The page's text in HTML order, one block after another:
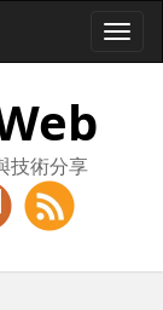
技術分享